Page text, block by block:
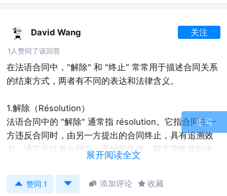
提问
David Wang 关注
1人赞同了该回答
在法语合同中，"解除" 和 "终止" 常常用于描述合同关系
的结束方式，两者有不同的表达和法律含义。
1.解除（Résolution）
法语合同中的 "解除" 通常指 résolution。它指合同在一
方违反合同时，由另一方提出的合同终止，具有追溯效
力，通常意味着合同自一开始就失效，双方需恢复到未
签订合同前的状态。常用表达：
Résolution du contrat
展开阅读全文
 赞同 1   添加评论  收藏